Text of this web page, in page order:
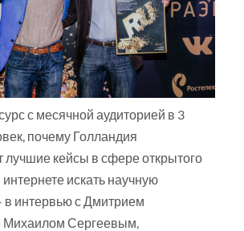
с месячной аудиторией в 3
почему Голландия
лучшие кейсы в сфере открытого
интернете искать научную
интервью с Дмитрием
Сергеевым,